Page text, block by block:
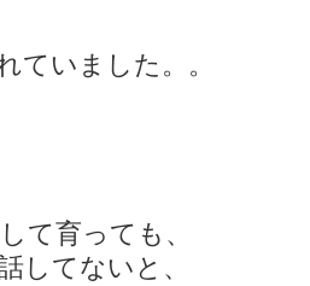
ていました。。
て育っても、
してないと、